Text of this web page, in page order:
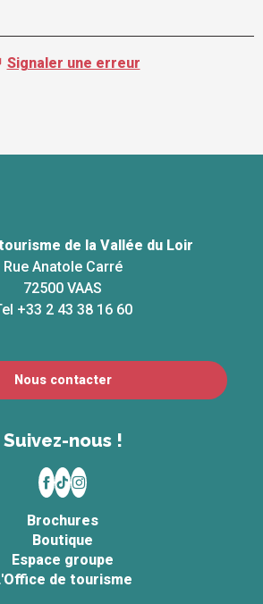
Signaler une erreur
de la Vallée du Loir
Rue Anatole Carré
72500 VAAS
+33 2 43 38 16 60
Nous contacter
Suivez-nous !
Brochures
Boutique
Espace groupe
de tourisme